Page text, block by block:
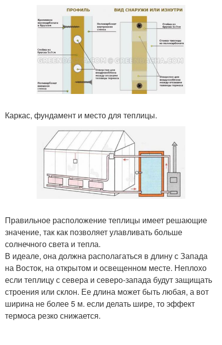
Каркас, фундамент и место для теплицы.
Правильное расположение теплицы имеет решающие
значение, так как позволяет улавливать больше
солнечного света и тепла.
В идеале, она должна располагаться в длину с Запада
на Восток, на открытом и освещенном месте. Неплохо
если теплицу с севера и северо-запада будут защищать
строения или склон. Ее длина может быть любая, а вот
ширина не более 5 м. если делать шире, то эффект
термоса резко снижается.